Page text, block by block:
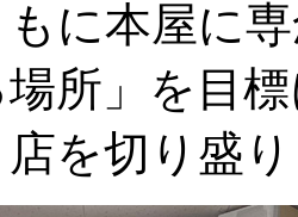
に本屋に
所」を目
店を切り盛